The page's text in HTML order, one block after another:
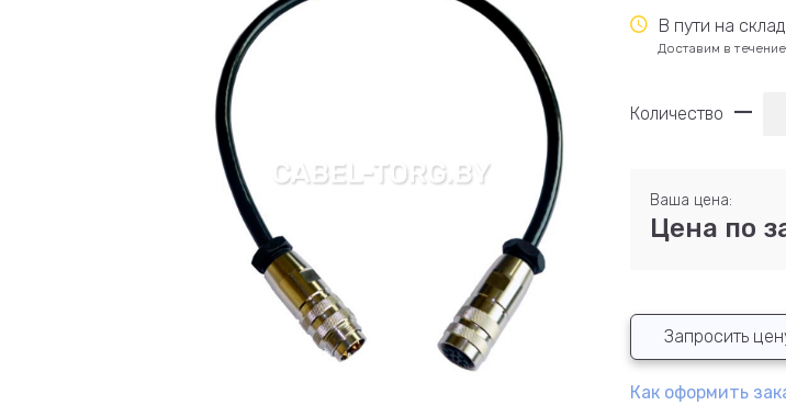
В пути на склад
Доставим в
Количество
Ваша цена:
Цена по
Запросить
Как оформить